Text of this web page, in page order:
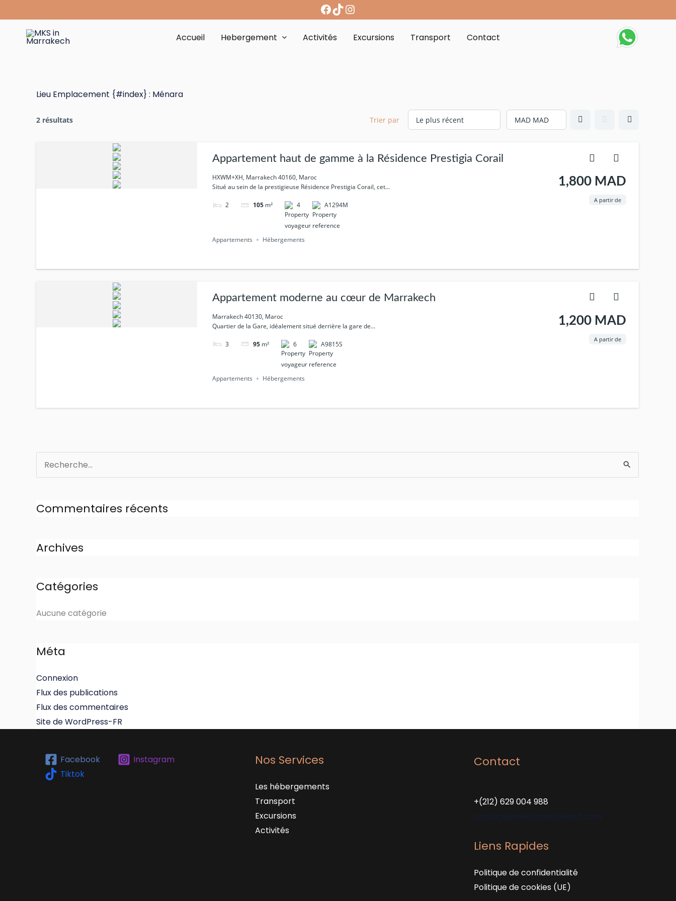
au
contenu
Accueil Hebergement Activités Excursions Transport Contact
Lieu Emplacement {#index} : Ménara
2 résultats Trier par
Appartement haut de gamme à la Résidence Prestigia Corail
HXWM+XH, Marrakech 40160, Maroc
Situé au sein de la prestigieuse Résidence Prestigia Corail, cet...
2 105 m² 4 A1294M
1,800 MAD
A partir de
Appartements Hébergements
Appartement moderne au cœur de Marrakech
Marrakech 40130, Maroc
Quartier de la Gare, idéalement situé derrière la gare de...
3 95 m² 6 A9815S
1,200 MAD
A partir de
Appartements Hébergements
Rechercher :
Commentaires récents
Archives
Catégories
Aucune catégorie
Méta
Connexion
Flux des publications
Flux des commentaires
Site de WordPress-FR
Facebook
Instagram
Tiktok
Nos Services
Les hébergements
Transport
Excursions
Activités
Contact
+(212) 629 004 988
contact@mksinmarrakech.com
Liens Rapides
Politique de confidentialité
Politique de cookies (UE)